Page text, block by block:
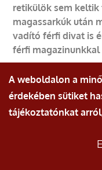
retikülök sem keltik
magassarkúk után
vadító férfi divat is
férfi
©
A weboldalon a
érdekében sütiket
tájékoztatónkat